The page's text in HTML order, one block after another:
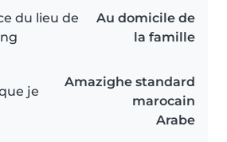
du lieu de
Au domicile de
la famille
je
Amazighe standard
marocain
Arabe